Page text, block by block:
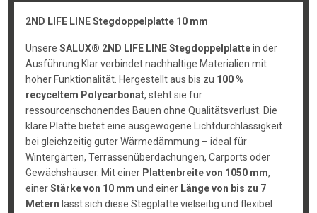
2ND LIFE LINE Stegdoppelplatte 10 mm
Unsere SALUX® 2ND LIFE LINE Stegdoppelplattein der
Ausführung Klar verbindet nachhaltige Materialien mit
hoher Funktionalität. Hergestellt aus bis zu 100 %
recyceltem Polycarbonat, steht sie für
ressourcenschonendes Bauen ohne Qualitätsverlust. Die
klare Platte bietet eine ausgewogene Lichtdurchlässigkeit
bei gleichzeitig guter Wärmedämmung – ideal für
Wintergärten, Terrassenüberdachungen, Carports oder
Gewächshäuser. Mit einer Plattenbreite von 1050 mm,
einerStärke von 10 mm und einer Länge von bis zu 7
Metern lässt sich diese Stegplatte vielseitig und flexibel